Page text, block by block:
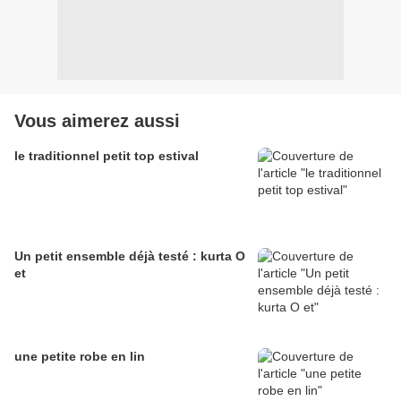
Vous aimerez aussi
le traditionnel petit top estival
Un petit ensemble déjà testé : kurta O
et
une petite robe en lin